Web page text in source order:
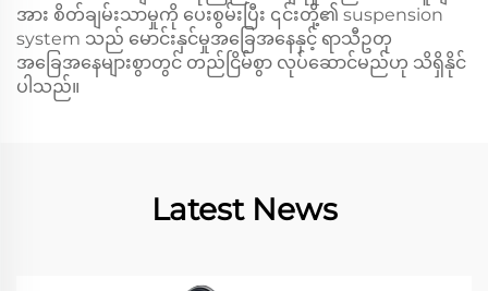
အား စိတ်ချမ်းသာမှုကို ပေးစွမ်းပြီး ၎င်းတို့၏ suspension
system သည် မောင်းနှင်မှုအခြေအနေနှင့် ရာသီဥတု
အခြေအနေများစွာတွင် တည်ငြိမ်စွာ လုပ်ဆောင်မည်ဟု သိရှိနိုင်
ပါသည်။
Latest News